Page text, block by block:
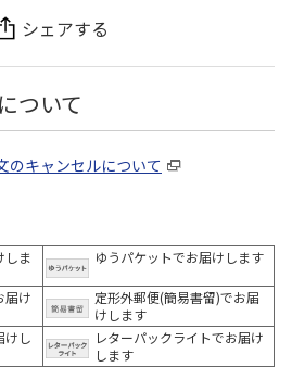
シェアする
ついて
のキャンセルについて
しま
ゆうパケットでお届けします
届け
定形外郵便(簡易書留)でお届
けします
けし
レターパックライトでお届け
します